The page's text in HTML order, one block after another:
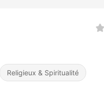
Religieux & Spiritualité